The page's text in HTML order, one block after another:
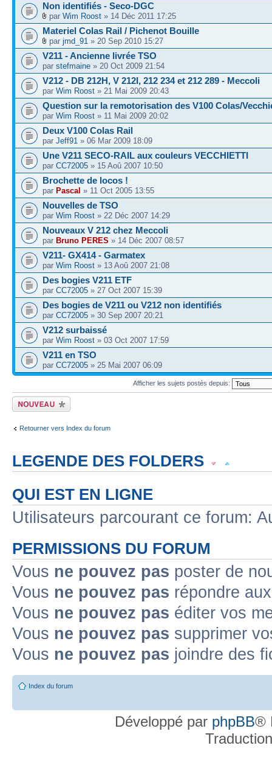
Non identifiés - Seco-DGC
par Wim Roost » 14 Déc 2011 17:25
Materiel Colas Rail / Pichenot Bouille
par jmd_91 » 20 Sep 2010 15:27
V211 - Ancienne livrée TSO
par stefmaine » 20 Oct 2009 21:54
V212 - DB 212H, V 212I, 212 234 et 212 289 - Meccoli
par Wim Roost » 21 Mai 2009 20:43
Question sur la remotorisation des V100 Colas/
par Wim Roost » 11 Mai 2009 20:02
Deux V100 Colas Rail
par Jeff91 » 06 Mar 2009 18:09
Une V211 SECO-RAIL aux couleurs VECCHIETTI
par CC72005 » 15 Aoû 2007 10:50
Brochette de locos !
par Pascal » 11 Oct 2005 13:55
Nouvelles de TSO
par Wim Roost » 22 Déc 2007 14:29
Nouveaux V 212 chez Meccoli
par Bruno PERES » 14 Déc 2007 08:57
V211- GX414 - Garmatex
par Wim Roost » 13 Aoû 2007 21:08
Des bogies V211 ETF
par CC72005 » 27 Oct 2007 15:39
Des bogies de V211 ou V212 non identifiés
par CC72005 » 30 Sep 2007 20:21
V212 surbaissé
par Wim Roost » 03 Oct 2007 17:59
V211 en TSO
par CC72005 » 25 Mai 2007 06:09
Afficher les sujets postés depuis:
Écrire un nouveau
sujet
Retourner vers Index du forum
LEGENDE DES FOLDERS
Sujet populaire lu Sujet lu fermé Sujet lu fermé dans lequel j'ai posté
Sujet populaire non lu Sujet non lu fermé Sujet non lu fermé dans
Topic déplacé
Annonce lue Annonce lue fermée Annonce lue fermée dans laquelle
Annonce non lue Annonce non lue fermée Annonce non lue fermée
QUI EST EN LIGNE
Utilisateurs parcourant ce forum:
PERMISSIONS DU FORUM
Vous ne pouvez pas poster de
Vous ne pouvez pas répondre
Vous ne pouvez pas éditer vos
Vous ne pouvez pas supprimer
Vous ne pouvez pas joindre des
Index du forum
Développé par phpBB®